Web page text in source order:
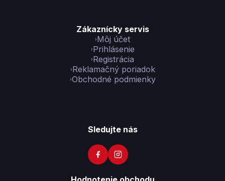
Zákaznícky servis
Môj účet
Prihlásenie
Registrácia
Reklamačný poriadok
Obchodné podmienky
Sledujte nás